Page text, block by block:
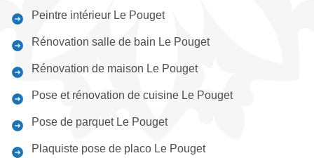
Peintre intérieur Le Pouget
Rénovation salle de bain Le Pouget
Rénovation de maison Le Pouget
Pose et rénovation de cuisine Le Pouget
Pose de parquet Le Pouget
Plaquiste pose de placo Le Pouget